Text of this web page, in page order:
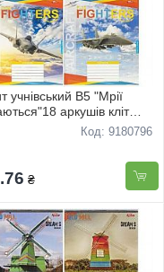
учнівський В5 "Мрії
аркушів кліт
Код: 9180796
₴